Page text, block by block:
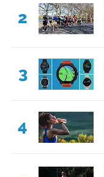
2
3
4